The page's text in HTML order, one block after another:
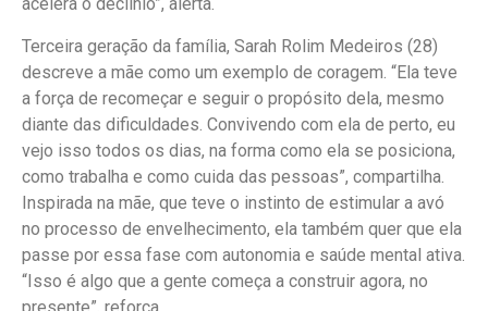
Terceira geração da família, Sarah Rolim Medeiros (28)
descreve a mãe como um exemplo de coragem. “Ela teve
a força de recomeçar e seguir o propósito dela, mesmo
diante das dificuldades. Convivendo com ela de perto, eu
vejo isso todos os dias, na forma como ela se posiciona,
como trabalha e como cuida das pessoas”, compartilha.
Inspirada na mãe, que teve o instinto de estimular a avó
no processo de envelhecimento, ela também quer que ela
passe por essa fase com autonomia e saúde mental ativa.
“Isso é algo que a gente começa a construir agora, no
presente”, reforça.